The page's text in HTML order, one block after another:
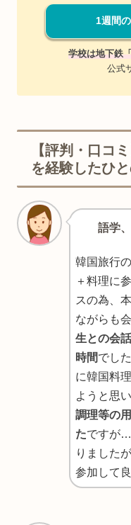
1週間
学校は地下鉄
公式
【評判・口コ
を経験したひ
語学
韓国旅行
＋料理に
スの為、
ながらも
生との会
時間でし
に韓国料
ようと思
調理等の
たですが…
りました
参加して